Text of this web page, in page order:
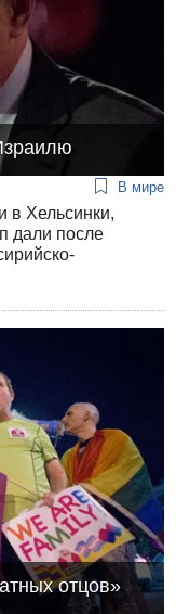
В мире
в Хельсинки,
дали после
отцов»